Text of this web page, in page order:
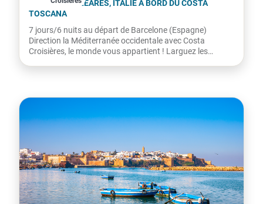
ESPAGNE, BALÉARES, ITALIE À BORD DU COSTA
TOSCANA
7 jours/6 nuits au départ de Barcelone (Espagne)
Direction la Méditerranée occidentale avec Costa
Croisières, le monde vous appartient ! Larguez les